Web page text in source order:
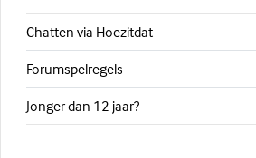
Chatten via Hoezitdat
Forumspelregels
Jonger dan 12 jaar?